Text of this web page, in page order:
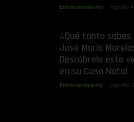
Entretenimiento agosto
¿Qué tanto sabes
José María
Descúbrelo este
en su Casa Natal
Entretenimiento agosto